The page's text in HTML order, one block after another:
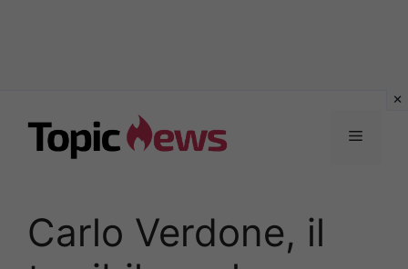
contenuto
Menu
Carlo Verdone, il